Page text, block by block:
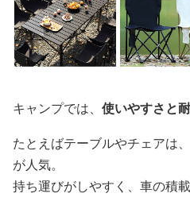
キャンプでは、 使いやすさと
たとえばテーブルやチェアは、
が人気。
持ち運びがしやすく、車の積